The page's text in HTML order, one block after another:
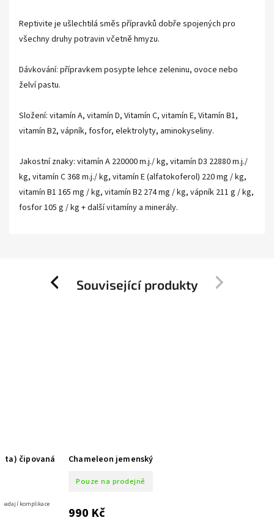
Reptivite je ušlechtilá směs přípravků dobře spojených pro
všechny druhy potravin včetně hmyzu.
Dávkování: přípravkem posypte lehce zeleninu, ovoce nebo
želví pastu.
Složení: vitamín A, vitamín D, Vitamín C, vitamín E, Vitamín B1,
vitamín B2, vápník, fosfor, elektrolyty, aminokyseliny.
Jakostní znaky: vitamín A 220000 m.j./ kg, vitamín D3 22880 m.j./
kg, vitamín C 368 m.j./ kg, vitamín E (alfatokoferol) 220 mg / kg,
vitamín B1 165 mg / kg, vitamín B2 274 mg / kg, vápník 211 g / kg,
fosfor 105 g / kg + další vitamíny a minerály.
Související produkty
Previous
čipovaná
komplikace
Chameleon jemenský
Pouze na prodejně
990 Kč
Next